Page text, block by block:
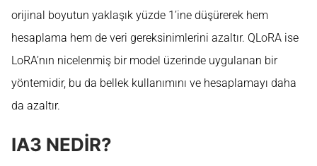
orijinal boyutun yaklaşık yüzde 1’ine düşürerek hem
hesaplama hem de veri gereksinimlerini azaltır. QLoRA ise
LoRA’nın nicelenmiş bir model üzerinde uygulanan bir
yöntemidir, bu da bellek kullanımını ve hesaplamayı daha
da azaltır.
IA3 NEDİR?